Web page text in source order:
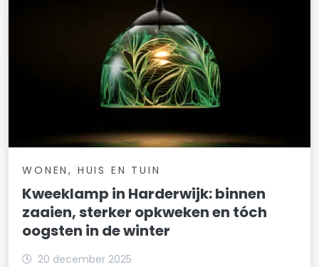
WONEN, HUIS EN TUIN
Kweeklamp in Harderwijk: binnen
zaaien, sterker opkweken en tóch
oogsten in de winter
20 december 2025